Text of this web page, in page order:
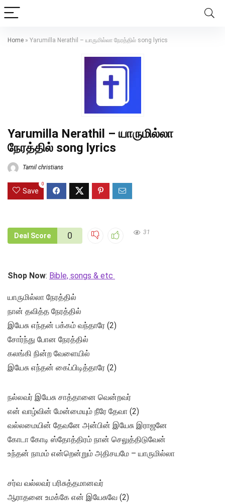
Home » Yarumilla Nerathil – யாருமில்லா நேரத்தில் song lyrics
Yarumilla Nerathil – யாருமில்லா
நேரத்தில் song lyrics
Tamil christians
Save
0
Deal Score 0 31
Shop Now: Bible, songs & etc
யாருமில்லா நேரத்தில்
நான் தவித்த நேரத்தில்
இயேசு எந்தன் பக்கம் வந்தாரே (2)
சோர்ந்து போன நேரத்தில்
கலங்கி நின்ற வேளையில்
இயேசு எந்தன் கைப்பிடித்தாரே (2)
நல்லவர் இயேசு சாத்தானை வென்றவர்
என் வாழ்வின் மேன்மையும் நீரே தேவா (2)
வல்லமையின் தேவனே அன்பின் இயேசு இராஜனே
கோடா கோடி ஸ்தோத்திரம் நான் செலுத்திடுவேன்
உந்தன் நாமம் என்றென்றும் அதிசயமே – யாருமில்லா
சர்வ வல்லவர் பரிசுத்தமானவர்
ஆராதனை உமக்கே என் இயேசுவே (2)